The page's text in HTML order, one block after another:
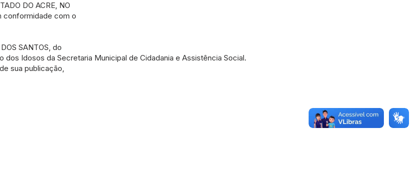
DO ACRE, NO
conformidade com o
SANTOS, do
Idosos da Secretaria Municipal de Cidadania e Assistência Social.
sua publicação,